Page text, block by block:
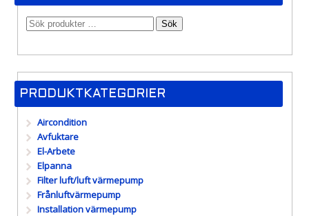
Sök
PRODUKTKATEGORIER
Aircondition
Avfuktare
El-Arbete
Elpanna
Filter luft/luft värmepump
Frånluftvärmepump
Installation värmepump